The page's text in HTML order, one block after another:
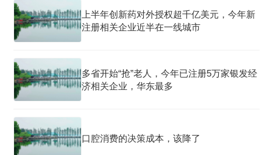
上半年创新药对外授权超千亿美元，今年新
注册相关企业近半在一线城市
多省开始“抢”老人，今年已注册5万家银发经
济相关企业，华东最多
口腔消费的决策成本，该降了